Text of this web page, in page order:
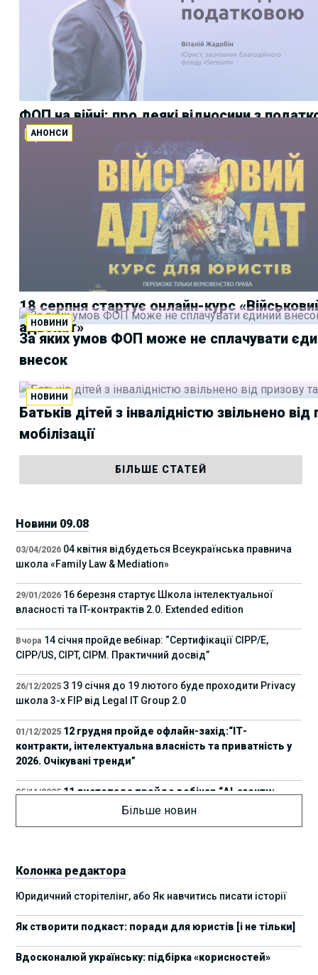
ФОП на війні: про деякі відносини з
АНОНСИ
18 серпня стартує онлайн-курс
адвокат»
НОВИНИ
За яких умов ФОП може не сплачувати
внесок
НОВИНИ
Батьків дітей з інвалідністю звільнено
мобілізації
БІЛЬШЕ СТАТЕЙ
Новини 09.08
03/04/2026 04 квітня відбудеться Всеукраїнська правнича
школа «Family Law & Mediation»
29/01/2026 16 березня стартує Школа інтелектуальної
власності та IT-контрактів 2.0. Extended edition
Вчора 14 січня пройде вебінар: “Сертифікації СІРР/Е,
CIPP/US, CIPT, CIPM. Практичний досвід”
26/12/2025 З 19 січня до 19 лютого буде проходити Privacy
школа 3-х FIP від Legal IT Group 2.0
01/12/2025 12 грудня пройде офлайн-захід:“ІТ-
контракти, інтелектуальна власність та приватність у
2026. Очікувані тренди”
05/11/2025 11 листопада пройде вебінар “AI-агенти:
прайвесі, IP та комплаєнс ризики”
17 листопада стартує Школа юридичної
підтримки ШІ-проєктів від Legal IT Group
19/09/2025 4 жовтня пройде щорічний забіг до Дня
Більше новин
Колонка редактора
Юридичний сторітелінг, або Як навчитись писати історії
Як створити подкаст: поради для юристів [і не тільки]
Вдосконалюй українську: підбірка «корисностей»